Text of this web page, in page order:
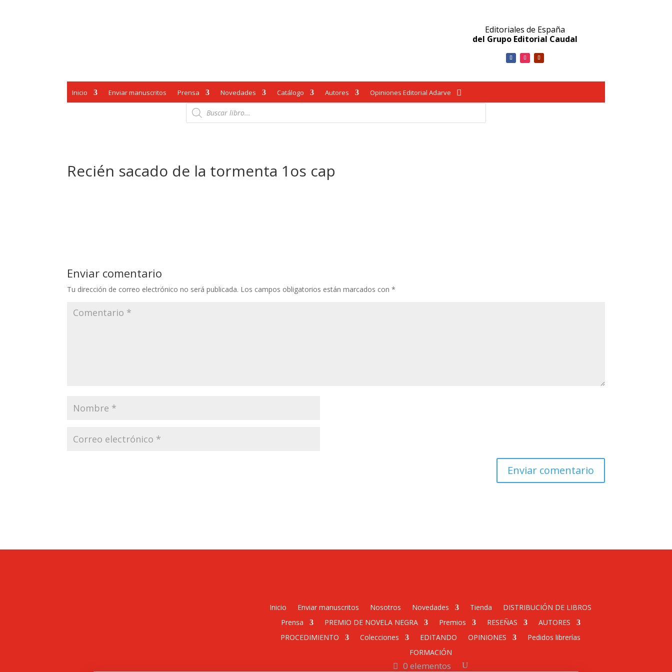
Editoriales de España
del Grupo Editorial Caudal
Inicio Enviar manuscritos Prensa Novedades Catálogo Autores Opiniones Editorial Adarve
Búsqueda
de
productos
Recién sacado de la tormenta 1os cap
Enviar comentario
Tu dirección de correo electrónico no será publicada. Los campos obligatorios están marcados con*
Inicio Enviar manuscritos Nosotros Novedades Tienda
DISTRIBUCIÓN DE LIBROS
Prensa
PREMIO DE NOVELA NEGRA Premios RESEÑAS
AUTORES
PROCEDIMIENTO
Colecciones EDITANDO OPINIONES
Pedidos librerías
FORMACIÓN
0 elementos